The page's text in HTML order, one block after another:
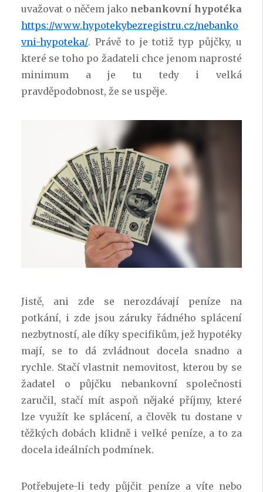
uvažovat o něčem jako nebankovní hypotéka
https://www.hypotekybezregistru.cz/nebanko
vni-hypoteka/. Právě to je totiž typ půjčky, u
které se toho po žadateli chce jenom naprosté
minimum a je tu tedy i velká
pravděpodobnost, že se uspěje.
Jistě, ani zde se nerozdávají peníze na
potkání, i zde jsou záruky řádného splácení
nezbytností, ale díky specifikům, jež hypotéky
mají, se to dá zvládnout docela snadno a
rychle. Stačí vlastnit nemovitost, kterou by se
žadatel o půjčku nebankovní společnosti
zaručil, stačí mít aspoň nějaké příjmy, které
lze využít ke splácení, a člověk tu dostane v
těžkých dobách klidně i velké peníze, a to za
docela ideálních podmínek.
Potřebujete-li tedy půjčit peníze a víte nebo